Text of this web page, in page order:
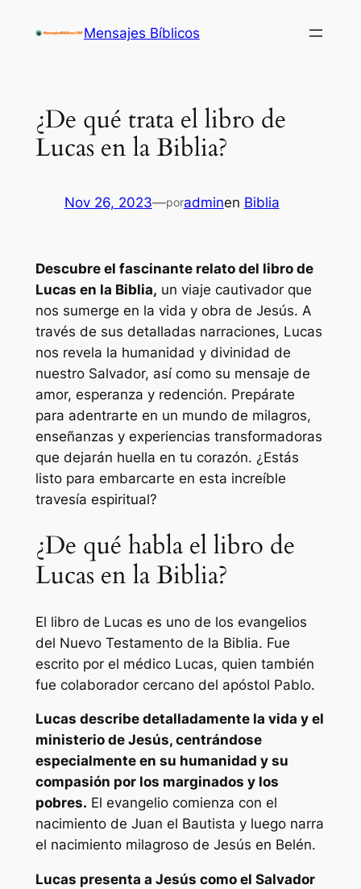
Mensajes Bíblicos
¿De qué trata el libro de
Lucas en la Biblia?
Nov 26, 2023—poradminen Biblia
Descubre el fascinante relato del libro de
Lucas en la Biblia, un viaje cautivador que
nos sumerge en la vida y obra de Jesús. A
través de sus detalladas narraciones, Lucas
nos revela la humanidad y divinidad de
nuestro Salvador, así como su mensaje de
amor, esperanza y redención. Prepárate
para adentrarte en un mundo de milagros,
enseñanzas y experiencias transformadoras
que dejarán huella en tu corazón. ¿Estás
listo para embarcarte en esta increíble
travesía espiritual?
¿De qué habla el libro de
Lucas en la Biblia?
El libro de Lucas es uno de los evangelios
del Nuevo Testamento de la Biblia. Fue
escrito por el médico Lucas, quien también
fue colaborador cercano del apóstol Pablo.
Lucas describe detalladamente la vida y el
ministerio de Jesús, centrándose
especialmente en su humanidad y su
compasión por los marginados y los
pobres. El evangelio comienza con el
nacimiento de Juan el Bautista y luego narra
el nacimiento milagroso de Jesús en Belén.
Lucas presenta a Jesús como el Salvador